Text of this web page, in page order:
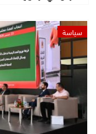
سياسة